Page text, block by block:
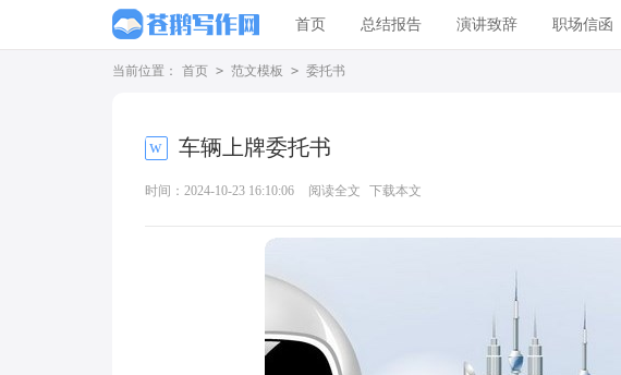
首页 总结报告 演讲致辞 职场信函
当前位置： 首页 > 范文模板 > 委托书
车辆上牌委托书
时间：2024-10-23 16:10:06 阅读全文 下载本文